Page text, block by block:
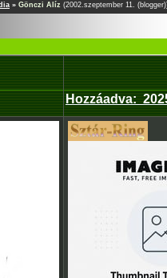
» Gönczi Alíz (2002.szeptember 11.
Hozzáadva: